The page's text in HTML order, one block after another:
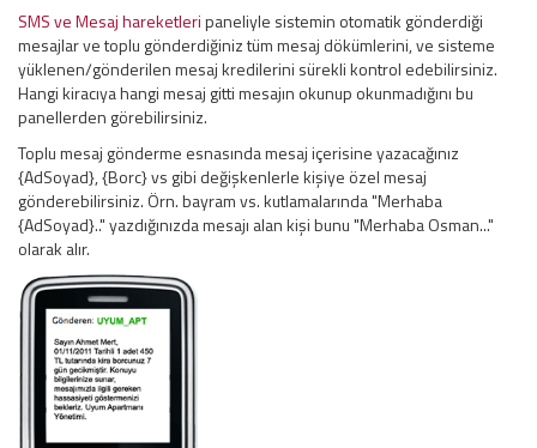
SMS ve Mesaj hareketleripaneliyle sistemin otomatik gönderdiği
mesajlar ve toplu gönderdiğiniz tüm mesaj dökümlerini, ve sisteme
yüklenen/gönderilen mesaj kredilerini sürekli kontrol edebilirsiniz.
Hangi kiracıya hangi mesaj gitti mesajın okunup okunmadığını bu
panellerden görebilirsiniz.
Toplu mesaj gönderme esnasında mesaj içerisine yazacağınız
{AdSoyad}, {Borc} vs gibi değişkenlerle kişiye özel mesaj
gönderebilirsiniz. Örn. bayram vs. kutlamalarında "Merhaba
{AdSoyad}.." yazdığınızda mesajı alan kişi bunu "Merhaba Osman..."
olarak alır.